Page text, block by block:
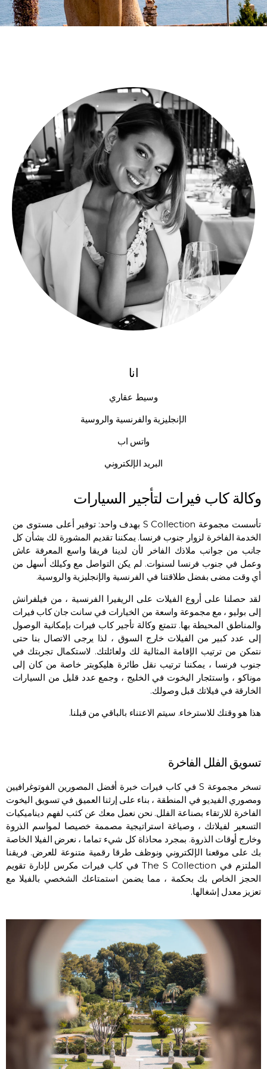
انا
وسيط عقاري
الإنجليزية والفرنسية والروسية
واتس اب
البريد الإلكتروني
وكالة كاب فيرات لتأجير السيارات
تأسست مجموعة S Collection بهدف واحد: توفير أعلى مستوى من
الخدمة الفاخرة لزوار جنوب فرنسا. يمكننا تقديم المشورة لك بشأن كل
جانب من جوانب ملاذك الفاخر لأن لدينا فريقا واسع المعرفة عاش
وعمل في جنوب فرنسا لسنوات. لم يكن التواصل مع وكيلك أسهل من
أي وقت مضى بفضل طلاقتنا في الفرنسية والإنجليزية والروسية.
لقد حصلنا على أروع الفيلات على الريفيرا الفرنسية ، من فيلفرانش
إلى بوليو ، مع مجموعة واسعة من الخيارات في سانت جان كاب فيرات
والمناطق المحيطة بها. تتمتع وكالة تأجير كاب فيرات بإمكانية الوصول
إلى عدد كبير من الفيلات خارج السوق ، لذا يرجى الاتصال بنا حتى
نتمكن من ترتيب الإقامة المثالية لك ولعائلتك. لاستكمال تجربتك في
جنوب فرنسا ، يمكننا ترتيب نقل طائرة هليكوبتر خاصة من كان إلى
موناكو ، واستئجار اليخوت في الخليج ، وجمع عدد قليل من السيارات
الخارقة في فيلاتك قبل وصولك.
هذا هو وقتك للاسترخاء. سيتم الاعتناء بالباقي من قبلنا.
تسويق الفلل الفاخرة
تسخر مجموعة S في كاب فيرات خبرة أفضل المصورين الفوتوغرافيين
ومصوري الفيديو في المنطقة ، بناء على إرثنا العميق في تسويق اليخوت
الفاخرة للارتقاء بصناعة الفلل. نحن نعمل معك عن كثب لفهم ديناميكيات
التسعير لفيلاتك ، وصياغة استراتيجية مصممة خصيصا لمواسم الذروة
وخارج أوقات الذروة. بمجرد محاذاة كل شيء تماما ، نعرض الفيلا الخاصة
بك على موقعنا الإلكتروني ونوظف طرقا رقمية متنوعة للعرض. فريقنا
الملتزم في The S Collection في كاب فيرات مكرس لإدارة تقويم
الحجز الخاص بك بحكمة ، مما يضمن استمتاعك الشخصي بالفيلا مع
تعزيز معدل إشغالها.